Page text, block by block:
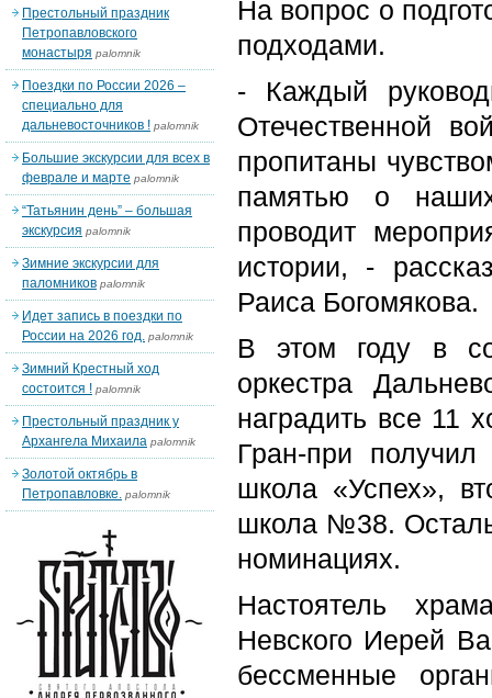
На вопрос о
подходами.
- Каждый
Отечественной
пропитаны
памятью о
проводит
истории, -
Раиса Богомякова.
В этом году в
оркестра
наградить все 11
Гран-при
школа «Успех»,
школа №38.
номинациях.
Настоятель
Невского Иерей
бессменные
Престольный праздник
Петропавловского
монастыря palomnik
Поездки по России 2026 –
специально для
дальневосточников ! palomnik
Большие экскурсии для всех в
феврале и марте palomnik
“Татьянин день” – большая
экскурсия palomnik
Зимние экскурсии для
паломников palomnik
Идет запись в поездки по
России на 2026 год. palomnik
Зимний Крестный ход
состоится ! palomnik
Престольный праздник у
Архангела Михаила palomnik
Золотой октябрь в
Петропавловке. palomnik